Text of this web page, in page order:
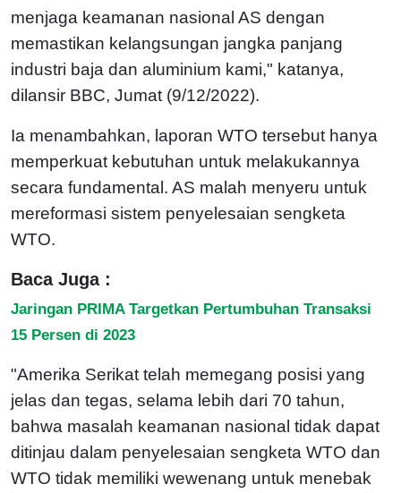
menjaga keamanan nasional AS dengan
memastikan kelangsungan jangka panjang
industri baja dan aluminium kami," katanya,
dilansir BBC, Jumat (9/12/2022).
Ia menambahkan, laporan WTO tersebut hanya
memperkuat kebutuhan untuk melakukannya
secara fundamental. AS malah menyeru untuk
mereformasi sistem penyelesaian sengketa
WTO.
Baca Juga :
Jaringan PRIMA Targetkan Pertumbuhan Transaksi
15 Persen di 2023
"Amerika Serikat telah memegang posisi yang
jelas dan tegas, selama lebih dari 70 tahun,
bahwa masalah keamanan nasional tidak dapat
ditinjau dalam penyelesaian sengketa WTO dan
WTO tidak memiliki wewenang untuk menebak